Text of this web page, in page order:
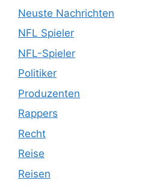
Neuste Nachrichten
NFL Spieler
NFL-Spieler
Politiker
Produzenten
Rappers
Recht
Reise
Reisen